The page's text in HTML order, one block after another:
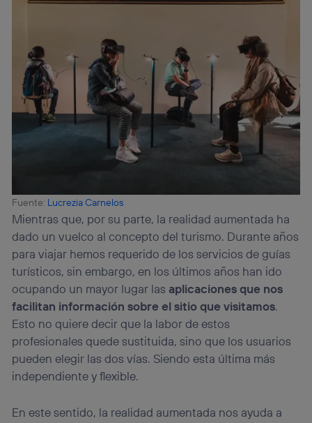
Fuente: Lucrezia Carnelos
Mientras que, por su parte, la realidad aumentada ha
dado un vuelco al concepto del turismo. Durante años
para viajar hemos requerido de los servicios de guías
turísticos, sin embargo, en los últimos años han ido
ocupando un mayor lugar las aplicaciones que nos
facilitan información sobre el sitio que visitamos.
Esto no quiere decir que la labor de estos
profesionales quede sustituida, sino que los usuarios
pueden elegir las dos vías. Siendo esta última más
independiente y flexible.
En este sentido, la realidad aumentada nos ayuda a